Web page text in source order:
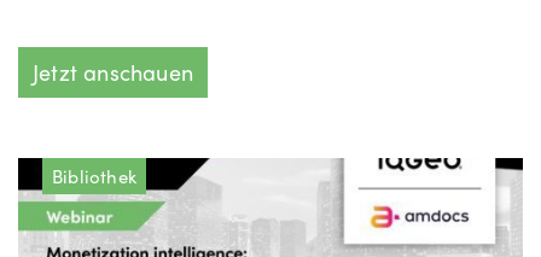
Jetzt anschauen
Bibliothek